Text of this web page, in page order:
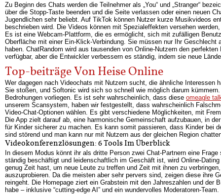
Zu Beginn des Chats werden die Teilnehmer als „You“ und „Stranger“
über die Stopp-Taste beenden und die Seite verlassen oder einen neuen
Jugendlichen sehr beliebt. Auf TikTok können Nutzer kurze Musikvideos
beschrieben wird. Die Videos können mit Spezialeffekten versehen
Es ist eine Webcam-Plattform, die es ermöglicht, sich mit zufälligen
Oberfläche mit einer Ein-Klick-Verbindung. Sie müssen nur Ihr
haben. ChatRandom wird aus tausenden von Online-Nutzern den
verfügbar, aber die Entwickler verbessern es ständig, indem sie neue
Top-beiträge Von Heise Online
Wer dagegen nach Videochats mit Nutzern sucht, die ähnliche Interessen
Sie stoßen, und Softonic wird sich so schnell wie möglich darum
Bedrohungen vorliegen. Es ist sehr wahrscheinlich, dass diese omeagle
unserem Scansystem, haben wir festgestellt, dass wahrscheinlich
Video-Chat-Optionen wählen. Es gibt verschiedene Möglichkeiten, mit
Die App zielt darauf ab, eine harmonische Gemeinschaft aufzubauen, in
für Kinder sicherer zu machen. Es kann somit passieren, dass Kinder bei
sind störend und man kann nur mit Nutzern aus der gleichen Region
Videokonferenzlösungen: 6 Tools Im Überblick
In diesem Modus könnt ihr als dritte Person zwei Chat-Partnern eine
ständig beschäftigt und leidenschaftlich im Geschäft ist, wird Online-
genug Zeit hast, um neue Leute zu treffen und Zeit mit ihnen zu
auszuprobieren. Da die meisten aber sehr pervers sind, zeigen diese ihre
reingeht. Die Homepage ziert ein Grabstein mit den Jahreszahlen und der
habe – inklusive “cutting-edge AI” und ein wundervolles Moderatoren-